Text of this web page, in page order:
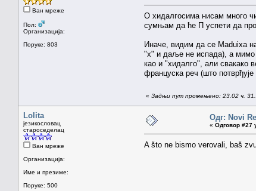
Ван мреже
Пол:
Организација:
Поруке: 803
О хидалгосима нисам много
сумњам да ће П успети да
Иначе, видим да се Maduixa
"х" и даље не испада), а мимо
као и "хидалго", али свакако
француска реч (што
« Задњи пут промењено: 23.02 ч.
Lolita
језикословац
староседелац
Ван мреже
Организација:
Име и презиме:
Поруке: 500
Одг: Novi
« Одговор #27
A što ne bismo verovali, baš